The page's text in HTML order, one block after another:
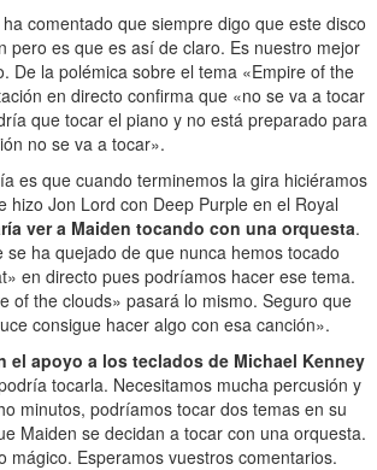
comentado que siempre digo que este disco
pero es que es así de claro. Es nuestro mejor
De la polémica sobre el tema «Empire of the
en directo confirma que «no se va a tocar
que tocar el piano y no está preparado para
no se va a tocar».
es que cuando terminemos la gira hiciéramos
hizo Jon Lord con Deep Purple en el Royal
ver a Maiden tocando con una orquesta.
se ha quejado de que nunca hemos tocado
en directo pues podríamos hacer ese tema.
of the clouds» pasará lo mismo. Seguro que
consigue hacer algo con esa canción».
el apoyo a los teclados de Michael Kenney
tocarla. Necesitamos mucha percusión y
minutos, podríamos tocar dos temas en su
Maiden se decidan a tocar con una orquesta.
mágico. Esperamos vuestros comentarios.